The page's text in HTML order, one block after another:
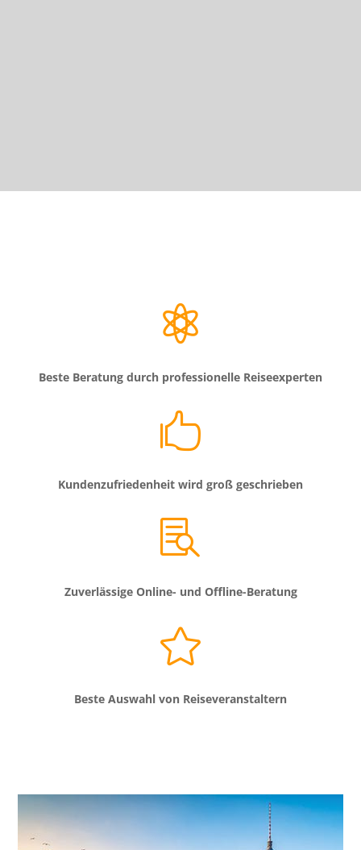

Beste Beratung durch professionelle Reiseexperten

Kundenzufriedenheit wird groß geschrieben

Zuverlässige Online- und Offline-Beratung

Beste Auswahl von Reiseveranstaltern